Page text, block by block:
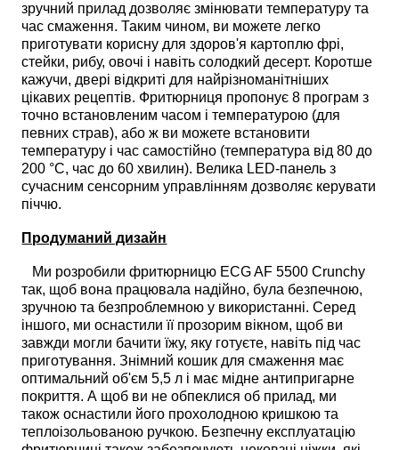
зручний прилад дозволяє змінювати температуру та
час смаження. Таким чином, ви можете легко
приготувати корисну для здоров'я картоплю фрі,
стейки, рибу, овочі і навіть солодкий десерт. Коротше
кажучи, двері відкриті для найрізноманітніших
цікавих рецептів. Фритюрниця пропонує 8 програм з
точно встановленим часом і температурою (для
певних страв), або ж ви можете встановити
температуру і час самостійно (температура від 80 до
200 °C, час до 60 хвилин). Велика LED-панель з
сучасним сенсорним управлінням дозволяє керувати
піччю.
Продуманий дизайн
Ми розробили фритюрницю ECG AF 5500 Crunchy
так, щоб вона працювала надійно, була безпечною,
зручною та безпроблемною у використанні. Серед
іншого, ми оснастили її прозорим вікном, щоб ви
завжди могли бачити їжу, яку готуєте, навіть під час
приготування. Знімний кошик для смаження має
оптимальний об'єм 5,5 л і має мідне антипригарне
покриття. А щоб ви не обпеклися об прилад, ми
також оснастили його прохолодною кришкою та
теплоізольованою ручкою. Безпечну експлуатацію